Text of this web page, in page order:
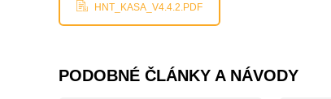
HNT_KASA_V4.4.2.PDF
PODOBNÉ ČLÁNKY A NÁVODY